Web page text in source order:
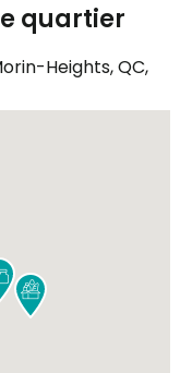
quartier
Heights, QC,
